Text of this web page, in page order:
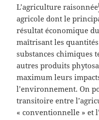
L’agriculture raisonnée
agricole dont le
résultat économique
maîtrisant les
substances chimiques
autres produits
maximum leurs
l’environnement. On
transitoire entre
« conventionnelle » et